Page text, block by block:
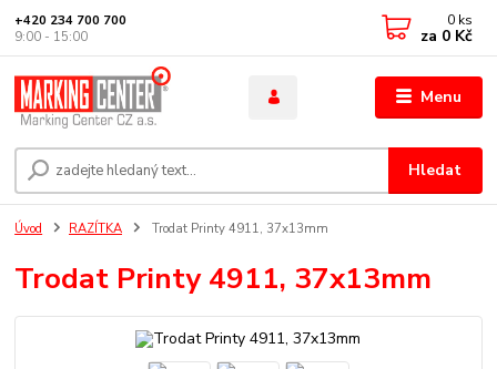
Menu
Hledat
+420 234 700 700
9:00 - 15:00
0 ks
za 0 Kč
Úvod RAZÍTKA Trodat Printy 4911, 37x13mm
Trodat Printy 4911, 37x13mm